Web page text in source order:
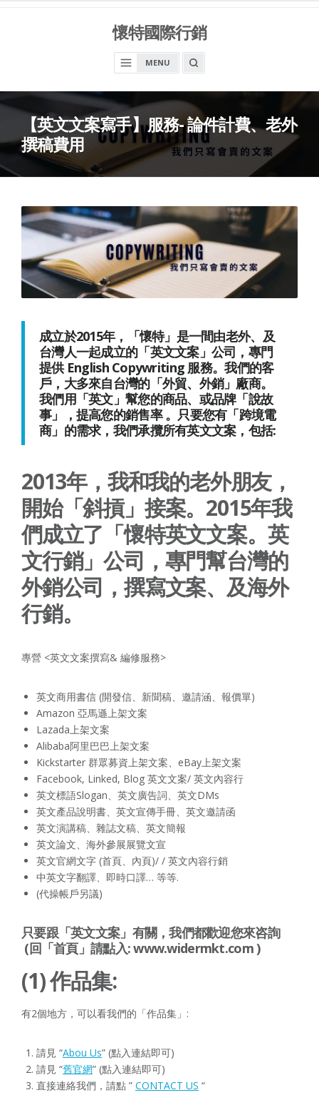
懷特國際行銷
MENU
OPEN
【英文文案寫手】服務- 論件計費、老外
撰稿費用
成立於2015年，「懷特」是一間由老外、及
台灣人一起成立的「英文文案」公司，專門
提供 English Copywriting 服務。我們的客
戶，大多來自台灣的「外貿、外銷」廠商。
我們用「英文」幫您的商品、或品牌「說故
事」，提高您的銷售率 。只要您有「跨境電
商」的需求，我們承攬所有英文文案，包括:
2013年，我和我的老外朋友，
開始「斜摃」接案。2015年我
們成立了「懷特英文文案。英
文行銷」公司，專門幫台灣的
外銷公司，撰寫文案、及海外
行銷。
專營 <英文文案撰寫& 編修服務>
英文商用書信 (開發信、新聞稿、邀請涵、報價單)
Amazon 亞馬遜上架文案
Lazada上架文案
Alibaba阿里巴巴上架文案
Kickstarter 群眾募資上架文案、eBay上架文案
Facebook, Linked, Blog 英文文案/ 英文內容行
英文標語Slogan、英文廣告詞、英文DMs
英文產品說明書、英文宣傳手冊、英文邀請函
英文演講稿、雜誌文稿、英文簡報
英文論文、海外參展展覽文宣
英文官網文字 (首頁、內頁)/ / 英文內容行銷
中英文字翻譯、即時口譯… 等等.
(代操帳戶另議)
只要跟「英文文案」有關，我們都歡迎您來咨詢
(回「首頁」請點入:www.widermkt.com)
(1) 作品集:
有2個地方，可以看我們的「作品集」:
請見 “Abou Us” (點入連結即可)
請見 “舊官網” (點入連結即可)
直接連絡我們，請點 ” CONTACT US “